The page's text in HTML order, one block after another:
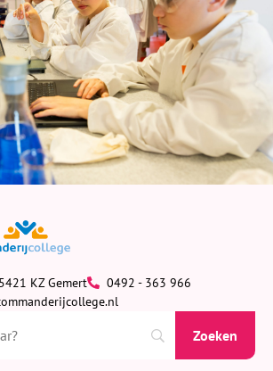
KZ Gemert
0492 - 363 966